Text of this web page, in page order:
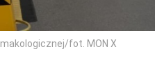
fot. MON X